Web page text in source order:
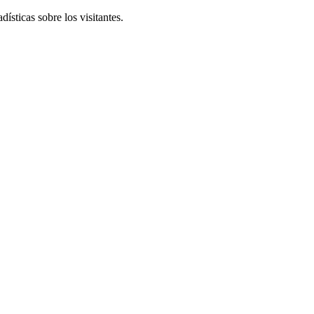
sobre los visitantes.